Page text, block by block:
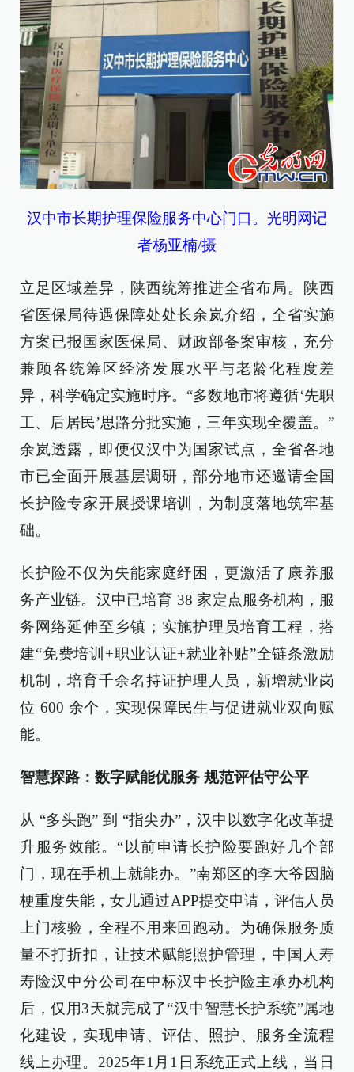
汉中市长期护理保险服务中心门口。光明网记
者杨亚楠/摄
立足区域差异，陕西统筹推进全省布局。陕西
省医保局待遇保障处处长余岚介绍，全省实施
方案已报国家医保局、财政部备案审核，充分
兼顾各统筹区经济发展水平与老龄化程度差
异，科学确定实施时序。“多数地市将遵循‘先职
工、后居民’思路分批实施，三年实现全覆盖。”
余岚透露，即便仅汉中为国家试点，全省各地
市已全面开展基层调研，部分地市还邀请全国
长护险专家开展授课培训，为制度落地筑牢基
础。
长护险不仅为失能家庭纾困，更激活了康养服
务产业链。汉中已培育 38 家定点服务机构，服
务网络延伸至乡镇；实施护理员培育工程，搭
建“免费培训+职业认证+就业补贴”全链条激励
机制，培育千余名持证护理人员，新增就业岗
位 600 余个，实现保障民生与促进就业双向赋
能。
智慧探路：数字赋能优服务 规范评估守公平
从 “多头跑” 到 “指尖办”，汉中以数字化改革提
升服务效能。“以前申请长护险要跑好几个部
门，现在手机上就能办。”南郑区的李大爷因脑
梗重度失能，女儿通过APP提交申请，评估人员
上门核验，全程不用来回跑动。为确保服务质
量不打折扣，让技术赋能照护管理，中国人寿
寿险汉中分公司在中标汉中长护险主承办机构
后，仅用3天就完成了“汉中智慧长护系统”属地
化建设，实现申请、评估、照护、服务全流程
线上办理。2025年1月1日系统正式上线，当日